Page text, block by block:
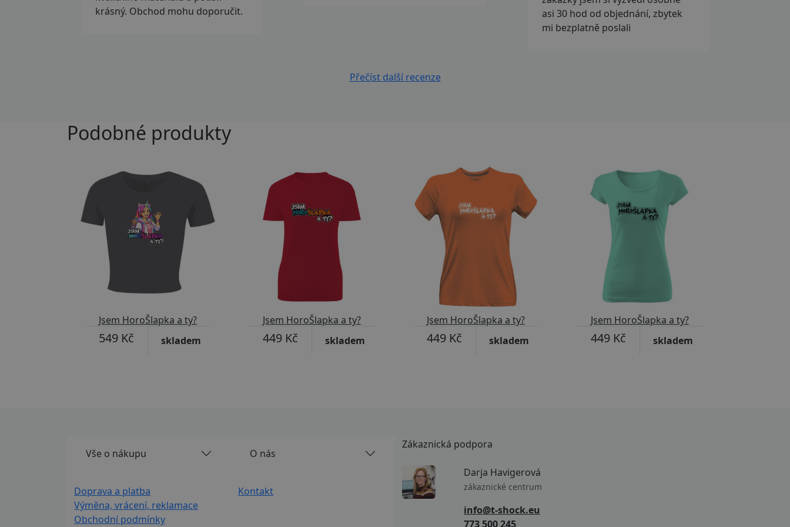
krásný. Obchod mohu doporučit.
asi 30 hod od objednání, zbytek
mi bezplatně poslali
Přečíst další recenze
Podobné produkty
Přizpůsobitelný motiv
Jsem HoroŠlapka a ty?
549 Kč skladem
Přizpůsobitelný motiv
Jsem HoroŠlapka a ty?
449 Kč skladem
Přizpůsobitelný motiv
Jsem HoroŠlapka a ty?
449 Kč skladem
Přizpůsobitelný motiv
Jsem HoroŠlapka a ty?
449 Kč skladem
Vše o nákupu
Doprava a platba
Výměna, vrácení, reklamace
Obchodní podmínky
O nás
Kontakt
Zákaznická podpora
Darja Havigerová
zákaznické centrum
info@t-shock.eu
773 500 245